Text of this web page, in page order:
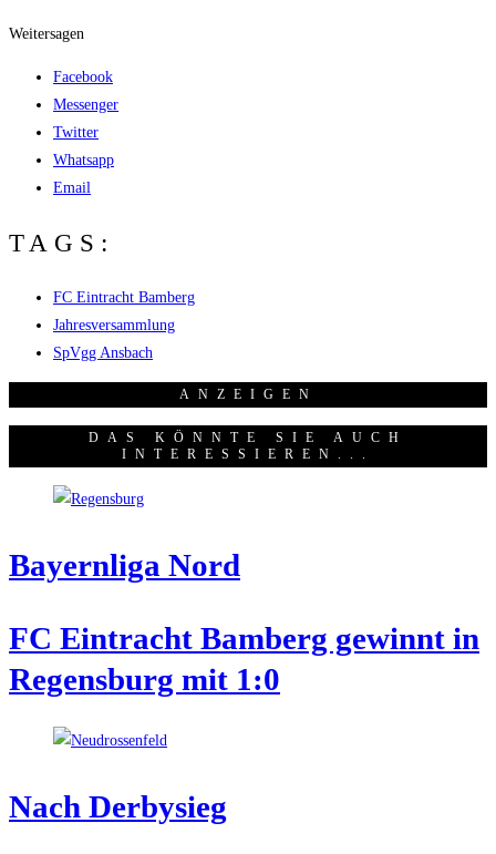
Weitersagen
Facebook
Messenger
Twitter
Whatsapp
Email
TAGS:
FC Eintracht Bamberg
Jahresversammlung
SpVgg Ansbach
ANZEI­GEN
DAS KÖNNTE SIE AUCH
INTERESSIEREN...
Bay­ern­li­ga Nord
FC Ein­tracht Bam­berg gewinnt in
Regens­burg mit 1:0
Nach Der­by­sieg